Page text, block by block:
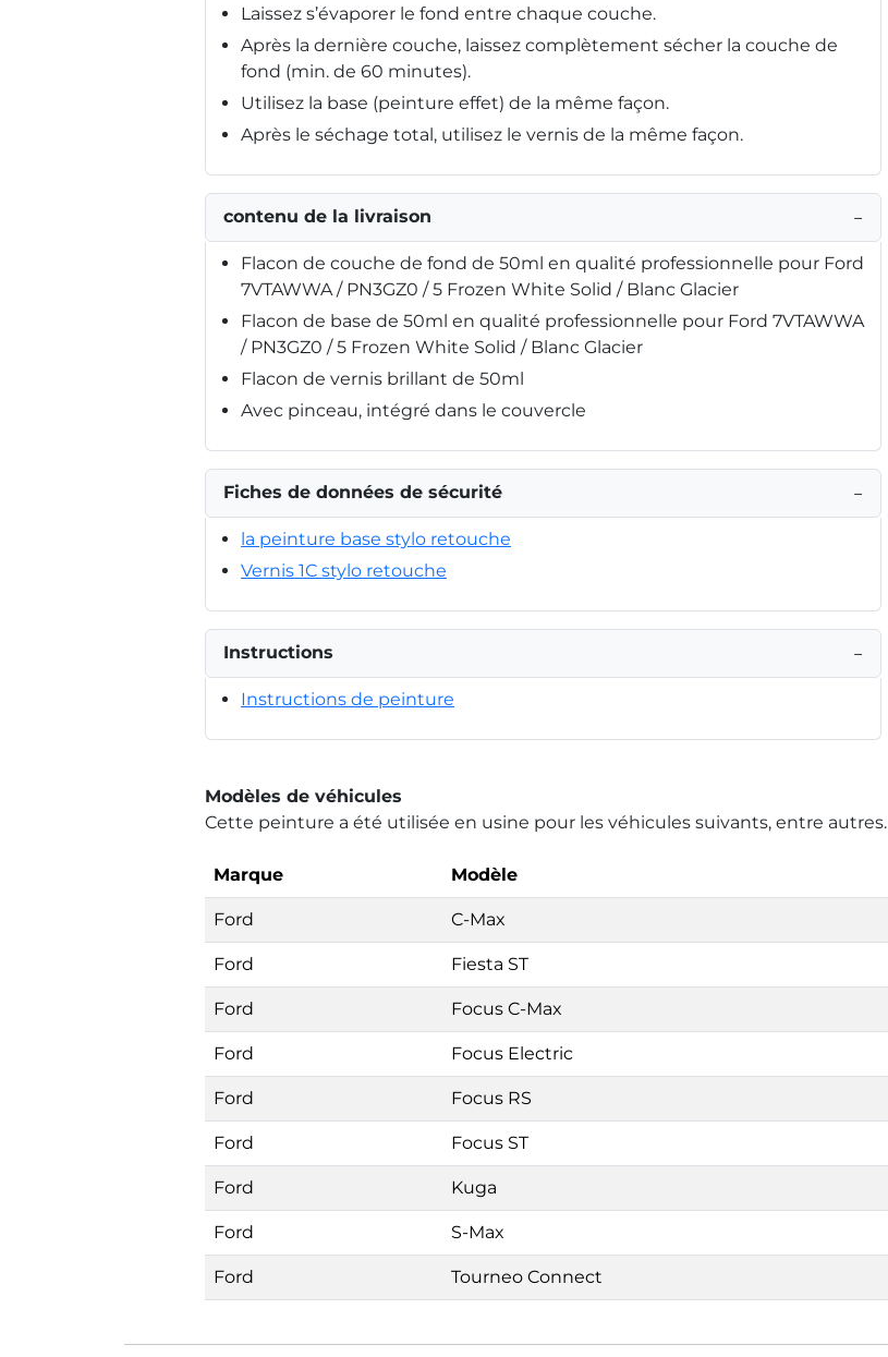
Laissez s’évaporer le fond entre chaque couche.
Après la dernière couche, laissez complètement sécher la couche de
fond (min. de 60 minutes).
Utilisez la base (peinture effet) de la même façon.
Après le séchage total, utilisez le vernis de la même façon.
contenu de la livraison −
Flacon de couche de fond de 50ml en qualité professionnelle pour Ford
7VTAWWA / PN3GZ0 / 5 Frozen White Solid / Blanc Glacier
Flacon de base de 50ml en qualité professionnelle pour Ford 7VTAWWA
/ PN3GZ0 / 5 Frozen White Solid / Blanc Glacier
Flacon de vernis brillant de 50ml
Avec pinceau, intégré dans le couvercle
Fiches de données de sécurité −
la peinture base stylo retouche
Vernis 1C stylo retouche
Instructions −
Instructions de peinture
Modèles de véhicules
Cette peinture a été utilisée en usine pour les véhicules suivants, entre autres.
Marque Modèle
Ford C-Max
Ford Fiesta ST
Ford Focus C-Max
Ford Focus Electric
Ford Focus RS
Ford Focus ST
Ford Kuga
Ford S-Max
Ford Tourneo Connect